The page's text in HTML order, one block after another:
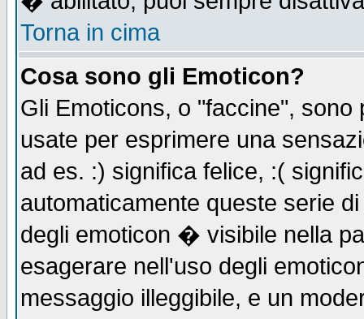
Torna in cima
Cosa sono gli Emoticon?
Gli Emoticons, o "faccine",
usate per esprimere una
ad es. :) significa felice, :(
automaticamente queste serie
degli emoticon � visibile nella
esagerare nell'uso degli
messaggio illeggibile, e un